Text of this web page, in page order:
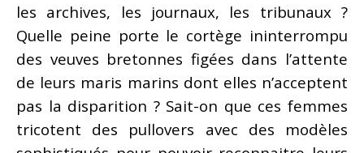
les archives, les journaux, les tribunaux ?
Quelle peine porte le cortège ininterrompu
des veuves bretonnes figées dans l’attente
de leurs maris marins dont elles n’acceptent
pas la disparition ? Sait-on que ces femmes
tricotent des pullovers avec des modèles